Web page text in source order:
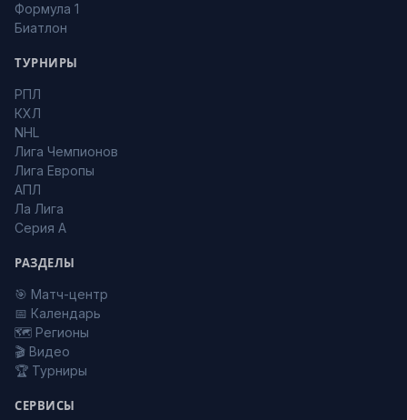
Формула 1
Биатлон
ТУРНИРЫ
РПЛ
КХЛ
NHL
Лига Чемпионов
Лига Европы
АПЛ
Ла Лига
Серия А
РАЗДЕЛЫ
🎯 Матч-центр
📅 Календарь
🗺️ Регионы
🎬 Видео
🏆 Турниры
СЕРВИСЫ